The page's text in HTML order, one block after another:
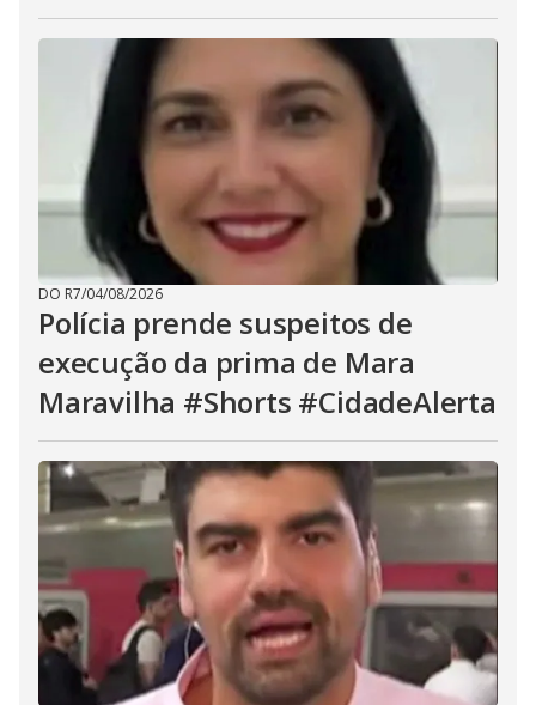
DO R7/04/08/2026
Polícia prende suspeitos de
execução da prima de Mara
Maravilha #Shorts #CidadeAlerta